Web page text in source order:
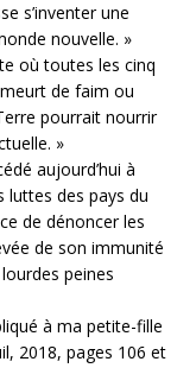
s’inventer une
nouvelle. »
où toutes les cinq
de faim ou
pourrait nourrir
»
aujourd’hui à
luttes des pays du
de dénoncer les
de son immunité
peines
à ma petite-fille
2018, pages 106 et